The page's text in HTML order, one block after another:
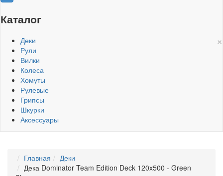
Каталог
×
Деки
Рули
Вилки
Колеса
Хомуты
Рулевые
Грипсы
Шкурки
Аксессуары
Главная
Деки
Дека Dominator Team Edition Deck 120x500 - Green